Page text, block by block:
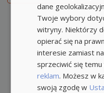
dane
Twoje wybory
witryny. Niektórzy
opierać się na
interesie zamiast
sprzeciwić się temu
reklam. Możesz w
swoją zgodę w